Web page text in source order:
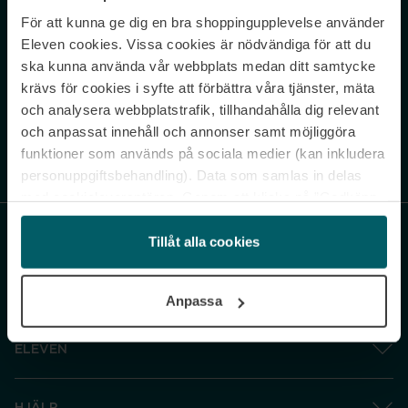
För att kunna ge dig en bra shoppingupplevelse använder
Eleven cookies. Vissa cookies är nödvändiga för att du
ska kunna använda vår webbplats medan ditt samtycke
krävs för cookies i syfte att förbättra våra tjänster, mäta
och analysera webbplatstrafik, tillhandahålla dig relevant
och anpassat innehåll och annonser samt möjliggöra
funktioner som används på sociala medier (kan inkludera
personuppgiftsbehandling). Data som samlas in delas
och gå vidare” accepterar du samtliga cookies medan du
under ”Inställningar” kan anpassa användningen av
cookies. Du kan återkalla ditt samtycke när som helst.
Tillåt alla cookies
Anpassa
Never miss a beat.
Sign up to our newsletter.
Genom att prenumerera accepterar du vår Integritetspolicy. Avprenumerera
ELEVEN